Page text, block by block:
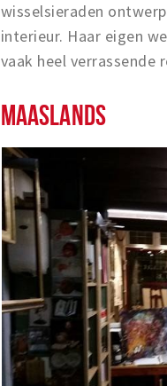
wisselsieraden
interieur. Haar eigen
vaak heel verrassende
MAASLANDS